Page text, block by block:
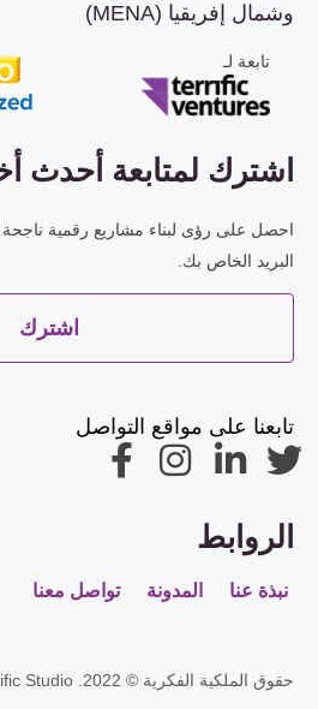
وشمال إفريقيا (MENA)
تابعة لـ
اشترك لمتابعة أحدث
احصل على رؤى لبناء مشاريع رقمية
البريد الخاص بك.
اشترك
تابعنا على مواقع التواصل
الروابط
نبذة عنا المدونة تواصل معنا
حقوق الملكية الفكرية © 2022. Terrific Studio